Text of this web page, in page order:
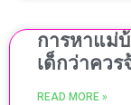
การหาแม่
เด็กว่าคว
READ MORE »